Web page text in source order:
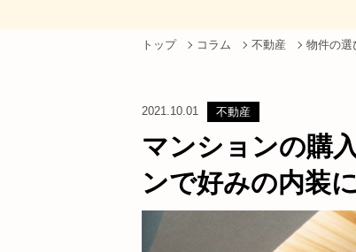
トップ コラム 不動産 物件の選
2021.10.01 不動産
マンションの購
ンで好みの内装に